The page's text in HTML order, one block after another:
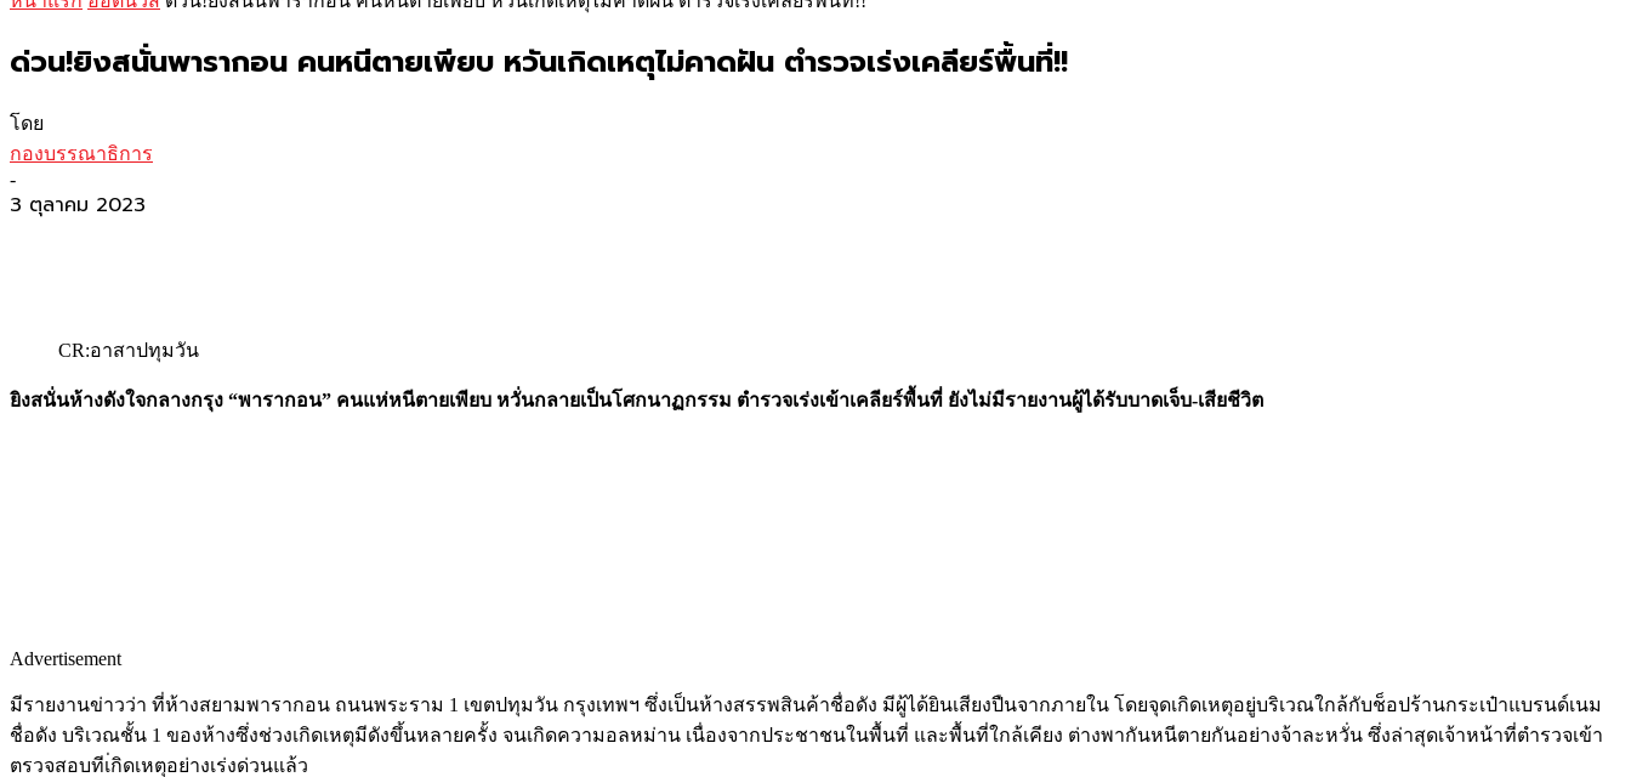
ด่วน!ยิงสนั่นพารากอน คนหนีตายเพียบ หวันเกิดเหตุไม่คาดฝัน ตำรวจเร่งเคลียร์พื้นที่!!
โดย
กองบรรณาธิการ
-
3 ตุลาคม 2023
CR:อาสาปทุมวัน
ยิงสนั่นห้างดังใจกลางกรุง “พารากอน” คนแห่หนีตายเพียบ หวั่นกลายเป็นโศกนาฏกรรม ตำรวจเร่งเข้าเคลียร์พื้นที่ ยังไม่มีรายงานผู้ได้รับบาดเจ็บ-เสียชีวิต
Advertisement
มีรายงานข่าวว่า ที่ห้างสยามพารากอน ถนนพระราม 1 เขตปทุมวัน กรุงเทพฯ ซึ่งเป็นห้างสรรพสินค้าชื่อดัง มีผู้ได้ยินเสียงปืนจากภายใน โดยจุดเกิดเหตุอยู่บริเวณใกล้กับช็อปร้านกระเป๋าแบรนด์เนม
ชื่อดัง บริเวณชั้น 1 ของห้างซึ่งช่วงเกิดเหตุมีดังขึ้นหลายครั้ง จนเกิดความอลหม่าน เนื่องจากประชาชนในพื้นที่ และพื้นที่ใกล้เคียง ต่างพากันหนีตายกันอย่างจ้าละหวั่น ซึ่งล่าสุดเจ้าหน้าที่ตำรวจเข้า
ตรวจสอบทีเ่กิดเหตุอย่างเร่งด่วนแล้ว